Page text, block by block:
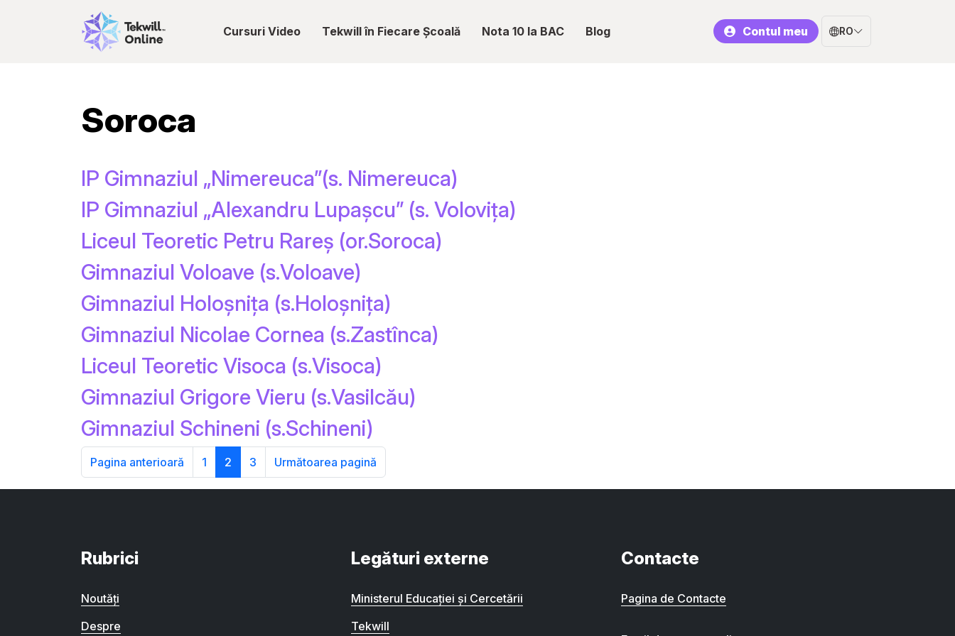
Cursuri Video Tekwill în Fiecare Școală Nota 10 la BAC Blog Contul meu RO
Soroca
IP Gimnaziul „Nimereuca”(s. Nimereuca)
IP Gimnaziul „Alexandru Lupașcu” (s. Volovița)
Liceul Teoretic Petru Rareș (or.Soroca)
Gimnaziul Voloave (s.Voloave)
Gimnaziul Holoșnița (s.Holoșnița)
Gimnaziul Nicolae Cornea (s.Zastînca)
Liceul Teoretic Visoca (s.Visoca)
Gimnaziul Grigore Vieru (s.Vasilcău)
Gimnaziul Schineni (s.Schineni)
Pagina anterioară 1 2 3 Următoarea pagină
Rubrici
Noutăți
Despre
Legături externe
Ministerul Educației și Cercetării
Tekwill
Contacte
Pagina de Contacte